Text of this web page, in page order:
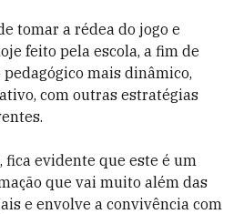
tomar a rédea do jogo e
feito pela escola, a fim de
mais dinâmico,
com outras estratégias
fica evidente que este é um
que vai muito além das
e envolve a convivência com